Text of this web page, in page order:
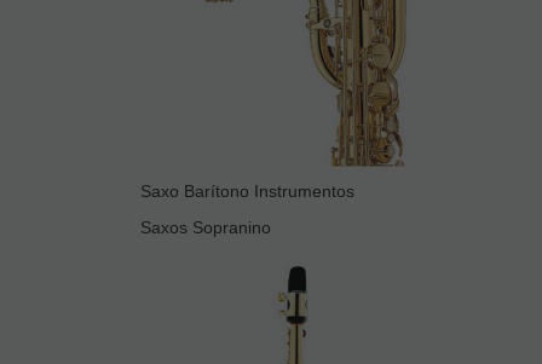
Saxo Barítono Instrumentos
Saxos Sopranino